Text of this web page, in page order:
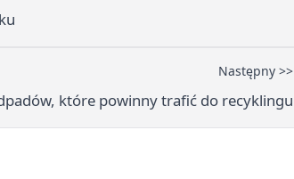
Następny >>
które powinny trafić do recyklingu